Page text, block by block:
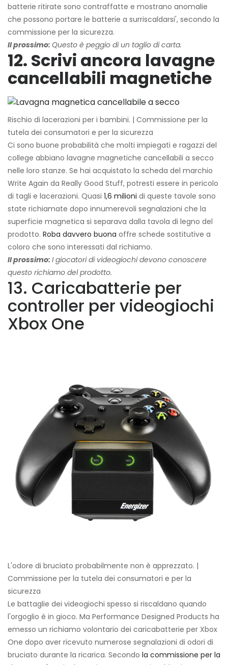
batterie ritirate sono contraffatte e mostrano anomalie
che possono portare le batterie a surriscaldarsi', secondo la
commissione per la sicurezza.
Il prossimo: Questo è peggio di un taglio di carta.
12. Scrivi ancora lavagne
cancellabili magnetiche
Rischio di lacerazioni per i bambini. | Commissione per la
tutela dei consumatori e per la sicurezza
Ci sono buone probabilità che molti impiegati e ragazzi del
college abbiano lavagne magnetiche cancellabili a secco
nelle loro stanze. Se hai acquistato la scheda del marchio
Write Again da Really Good Stuff, potresti essere in pericolo
di tagli e lacerazioni. Quasi 1,6 milioni di queste tavole sono
state richiamate dopo innumerevoli segnalazioni che la
superficie magnetica si separava dalla tavola di legno del
prodotto. Roba davvero buona offre schede sostitutive a
coloro che sono interessati dal richiamo.
Il prossimo: I giocatori di videogiochi devono conoscere
questo richiamo del prodotto.
13. Caricabatterie per
controller per videogiochi
Xbox One
L'odore di bruciato probabilmente non è apprezzato. |
Commissione per la tutela dei consumatori e per la
sicurezza
Le battaglie dei videogiochi spesso si riscaldano quando
l'orgoglio è in gioco. Ma Performance Designed Products ha
emesso un richiamo volontario dei caricabatterie per Xbox
One dopo aver ricevuto numerose segnalazioni di odori di
bruciato durante la ricarica. Secondo la commissione per la